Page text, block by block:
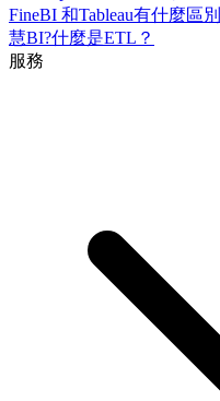
FineBI 和Tableau有什麼區別
慧BI?什麼是ETL？
服務